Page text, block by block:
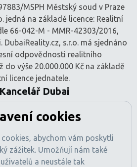
MSPH Městský soud v Praze
jedná na základě licence: Realitní
66-042-M - MMR-42303/2016,
DubaiReality.cz, s.r.o. má sjednáno
odpovědnosti realitního
do výše 20.000.000 Kč na základě
licence jednatele.
Kancelář Dubai
Offices, Office 741
Dubaj, SAE
licence: 1470425
RERA: 49189
cookies
abychom vám poskytli
zážitek. Umožňují nám také
a neustále tak